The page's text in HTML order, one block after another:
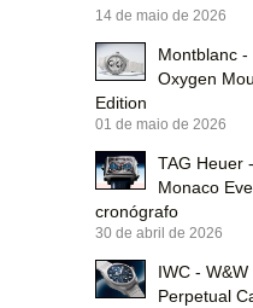
14 de maio de 2026
Montblanc
Oxygen
Edition
01 de maio de 2026
TAG Heuer
Monaco
cronógrafo
30 de abril de 2026
IWC -
Perpetual